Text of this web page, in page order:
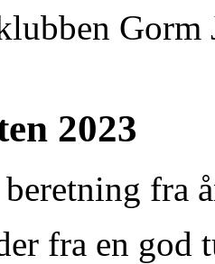
2023
fra
fra en god